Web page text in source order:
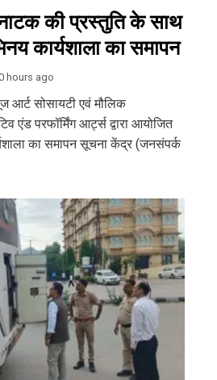
की प्रस्तुति के साथ
कार्यशाला का समापन
hours ago
सोसायटी एवं मौलिक
एंड परफॉर्मिंग आर्ट्स द्वारा आयोजित
का समापन सूचना केंद्र (जनसंपर्क